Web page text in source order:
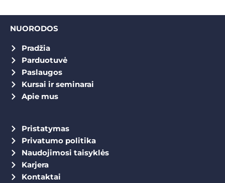
NUORODOS
Pradžia
Parduotuvė
Paslaugos
Kursai ir seminarai
Apie mus
Pristatymas
Privatumo politika
Naudojimosi taisyklės
Karjera
Kontaktai